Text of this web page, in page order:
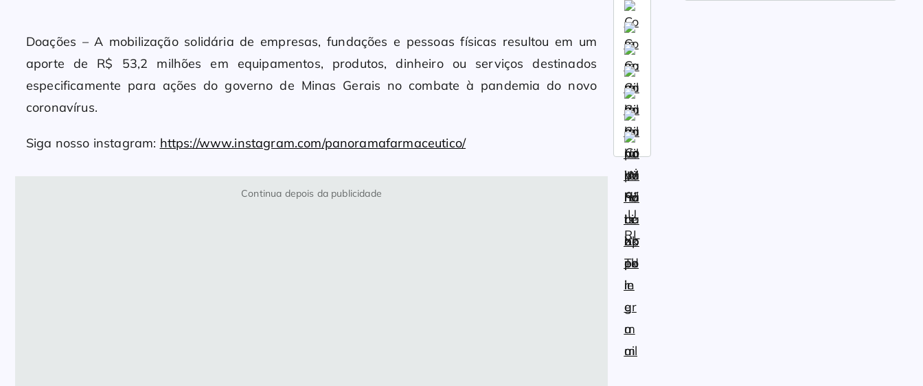
Doações – A mobilização solidária de empresas, fundações e pessoas físicas resultou em um
aporte de R$ 53,2 milhões em equipamentos, produtos, dinheiro ou serviços destinados
especificamente para ações do governo de Minas Gerais no combate à pandemia do novo
coronavírus.
Siga nosso instagram: https://www.instagram.com/panoramafarmaceutico/
Continua depois da publicidade